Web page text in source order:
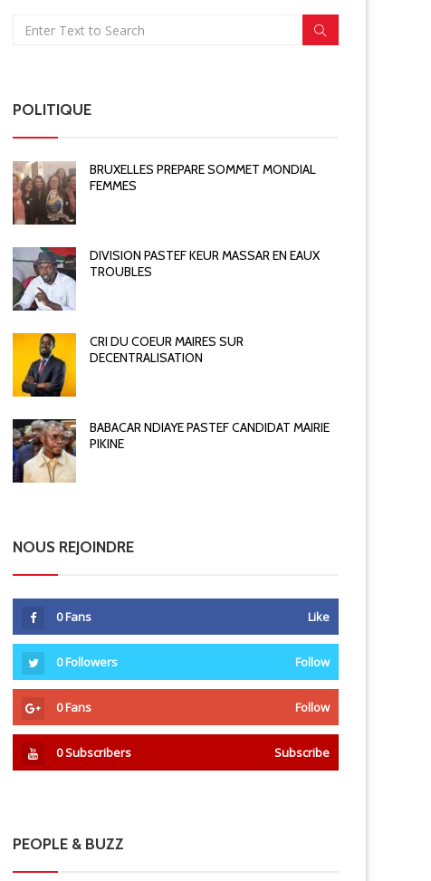
POLITIQUE
BRUXELLES PREPARE SOMMET MONDIAL
FEMMES
DIVISION PASTEF KEUR MASSAR EN EAUX
TROUBLES
CRI DU COEUR MAIRES SUR
DECENTRALISATION
BABACAR NDIAYE PASTEF CANDIDAT MAIRIE
PIKINE
NOUS REJOINDRE
0Fans Like
0Followers Follow
0Fans Follow
0Subscribers Subscribe
PEOPLE & BUZZ